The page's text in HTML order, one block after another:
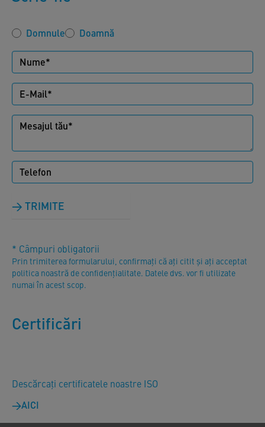
Domnule Doamnă
TRIMITE
* Câmpuri obligatorii
Prin trimiterea formularului, confirmați că ați citit și ați acceptat
politica noastră de confidențialitate. Datele dvs. vor fi utilizate
numai în acest scop.
Certificări
Descărcați certificatele noastre ISO
AICI